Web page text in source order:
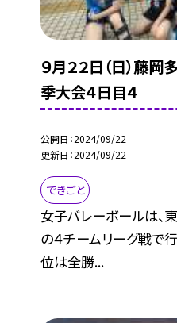
９月２２日（日）藤
季大会４日目４
公開日 2024/09/22
更新日 2024/09/22
できごと
女子バレーボールは、
の４チームリーグ戦で
位は全勝...